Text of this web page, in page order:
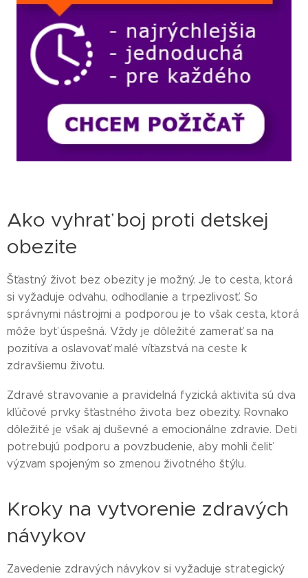
Ako vyhrať boj proti detskej
obezite
Šťastný život bez obezity je možný. Je to cesta, ktorá
si vyžaduje odvahu, odhodlanie a trpezlivosť. So
správnymi nástrojmi a podporou je to však cesta, ktorá
môže byť úspešná. Vždy je dôležité zamerať sa na
pozitíva a oslavovať malé víťazstvá na ceste k
zdravšiemu životu.
Zdravé stravovanie a pravidelná fyzická aktivita sú dva
kľúčové prvky šťastného života bez obezity. Rovnako
dôležité je však aj duševné a emocionálne zdravie. Deti
potrebujú podporu a povzbudenie, aby mohli čeliť
výzvam spojeným so zmenou životného štýlu.
Kroky na vytvorenie zdravých
návykov
Zavedenie zdravých návykov si vyžaduje strategický